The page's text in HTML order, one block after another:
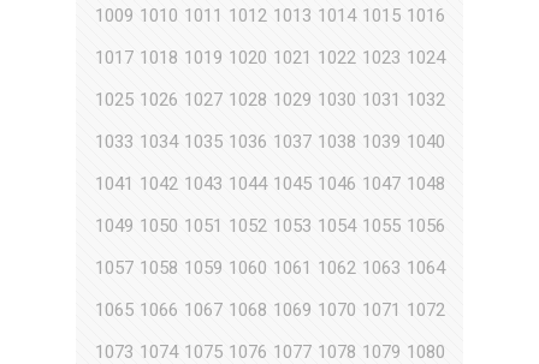
1009 1010 1011 1012 1013 1014 1015 1016
1017 1018 1019 1020 1021 1022 1023 1024
1025 1026 1027 1028 1029 1030 1031 1032
1033 1034 1035 1036 1037 1038 1039 1040
1041 1042 1043 1044 1045 1046 1047 1048
1049 1050 1051 1052 1053 1054 1055 1056
1057 1058 1059 1060 1061 1062 1063 1064
1065 1066 1067 1068 1069 1070 1071 1072
1073 1074 1075 1076 1077 1078 1079 1080